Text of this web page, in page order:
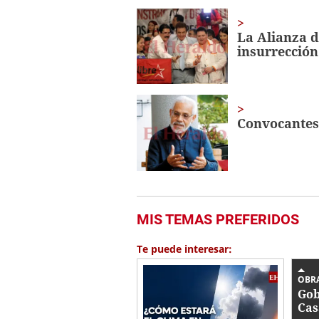
La Alianza
MIS TEMAS PREFERIDOS
Te puede interesar: